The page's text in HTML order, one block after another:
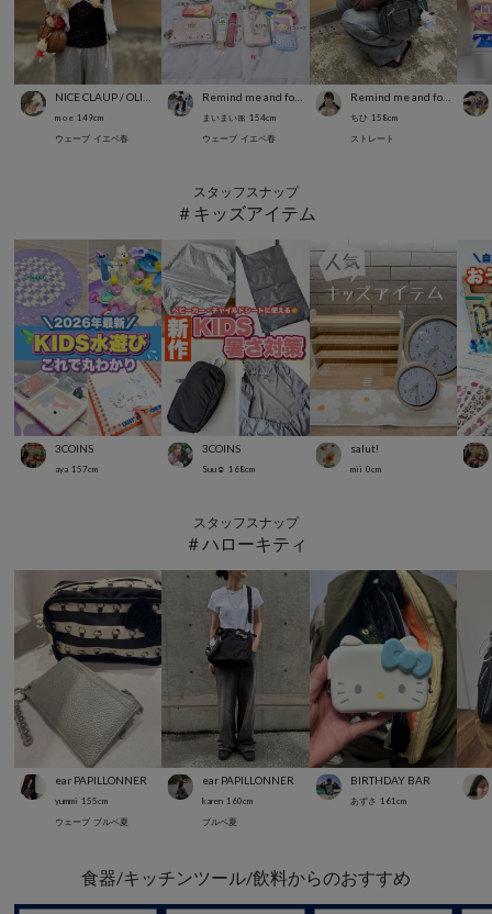
m o e 149cm
ウェーブ イエベ春
まいまい🎀 154cm
ウェーブ イエベ春
Remind me and forever
ちひ 158cm
ストレート
スタッフスナップ
＃キッズアイテム
3COINS
aya 157cm
3COINS
Suu☺︎ 168cm
salut!
mii 0cm
スタッフスナップ
＃ハローキティ
ear PAPILLONNER
yummi 155cm
ウェーブ ブルベ夏
ear PAPILLONNER
karen 160cm
ブルベ夏
BIRTHDAY BAR
あずさ 161 cm
食器/キッチンツール/飲料からのおすすめ